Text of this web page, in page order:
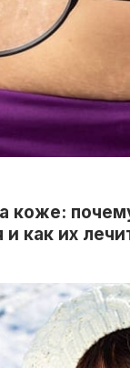
коже:
как их